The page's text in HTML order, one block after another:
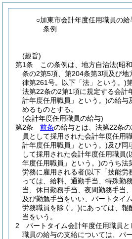
○加東市会計年度任用職員の
条例
(趣旨)
第1条
この条例は、地方自治法(昭
条の2第5項、第204条第3項及び地
律第261号。以下「法」という。)
法第22条の2第1項に規定する会計
計年度任用職員」という。)の給与
めるものとする。
(会計年度任用職員の給与)
第2条
前条の給与とは、法第22条
員として採用された会計年度任用
計年度任用職員」という。)及び同
して採用された会計年度任用職員(
年度任用職員」という。)のうち法
労務に雇用される者(以下「技能労
っては、給料、通勤手当、特殊勤
当、休日勤務手当、夜間勤務手当
及び勤勉手当をいい、パートタイ
労務職員を除く。)にあっては、報
当をいう。
2
パートタイム会計年度任用職員
職員の給与の支給については、パ